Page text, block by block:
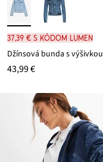
37,39 € s kódom LUMEN
Džínsová bunda s výšivkou
43,99 €